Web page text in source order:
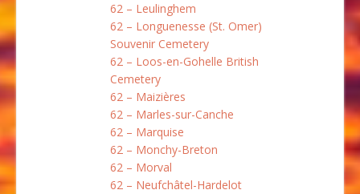
62 – Leulinghem
62 – Longuenesse (St. Omer)
Souvenir Cemetery
62 – Loos-en-Gohelle British
Cemetery
62 – Maizières
62 – Marles-sur-Canche
62 – Marquise
62 – Monchy-Breton
62 – Morval
62 – Neufchâtel-Hardelot